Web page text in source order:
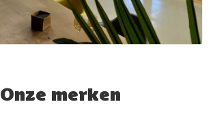
Onze merken